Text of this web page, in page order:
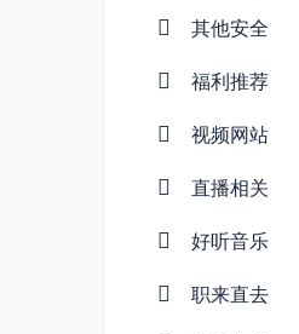
其他安全
福利推荐
视频网站
直播相关
好听音乐
职来直去